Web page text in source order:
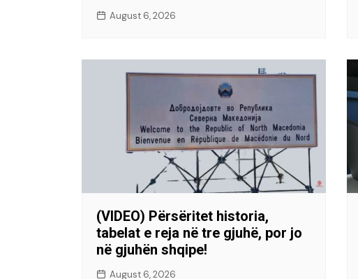
August 6, 2026
(VIDEO) Përsëritet historia,
tabelat e reja në tre gjuhë, por jo
në gjuhën shqipe!
August 6, 2026